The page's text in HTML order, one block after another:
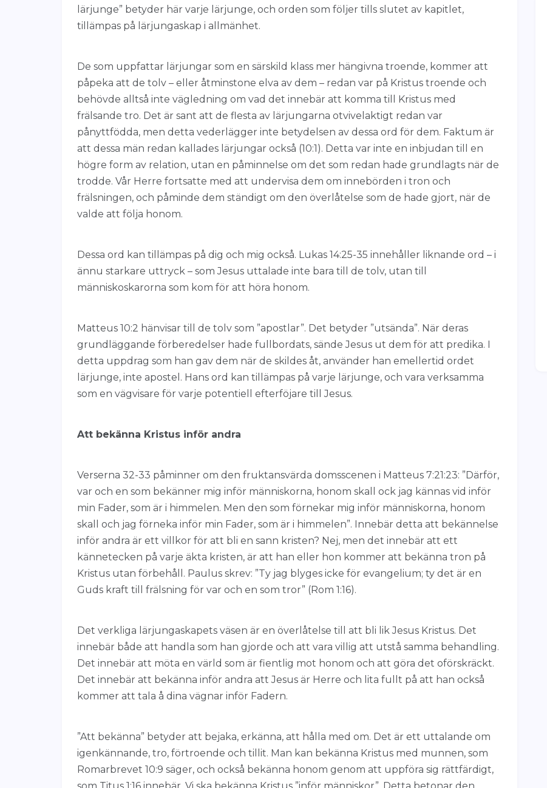
lärjunge” betyder här varje lärjunge, och orden som följer tills slutet av kapitlet,
tillämpas på lärjungaskap i allmänhet.
De som uppfattar lärjungar som en särskild klass mer hängivna troende, kommer att
påpeka att de tolv – eller åtminstone elva av dem – redan var på Kristus troende och
behövde alltså inte vägledning om vad det innebär att komma till Kristus med
frälsande tro. Det är sant att de flesta av lärjungarna otvivelaktigt redan var
pånyttfödda, men detta vederlägger inte betydelsen av dessa ord för dem. Faktum är
att dessa män redan kallades lärjungar också (10:1). Detta var inte en inbjudan till en
högre form av relation, utan en påminnelse om det som redan hade grundlagts när de
trodde. Vår Herre fortsatte med att undervisa dem om innebörden i tron och
frälsningen, och påminde dem ständigt om den överlåtelse som de hade gjort, när de
valde att följa honom.
Dessa ord kan tillämpas på dig och mig också. Lukas 14:25-35 innehåller liknande ord – i
ännu starkare uttryck – som Jesus uttalade inte bara till de tolv, utan till
människoskarorna som kom för att höra honom.
Matteus 10:2 hänvisar till de tolv som ”apostlar”. Det betyder ”utsända”. När deras
grundläggande förberedelser hade fullbordats, sände Jesus ut dem för att predika. I
detta uppdrag som han gav dem när de skildes åt, använder han emellertid ordet
lärjunge, inte apostel. Hans ord kan tillämpas på varje lärjunge, och vara verksamma
som en vägvisare för varje potentiell efterföjare till Jesus.
Att bekänna Kristus inför andra
Verserna 32-33 påminner om den fruktansvärda domsscenen i Matteus 7:21:23: ”Därför,
var och en som bekänner mig inför människorna, honom skall ock jag kännas vid inför
min Fader, som är i himmelen. Men den som förnekar mig inför människorna, honom
skall och jag förneka inför min Fader, som är i himmelen”. Innebär detta att bekännelse
inför andra är ett villkor för att bli en sann kristen? Nej, men det innebär att ett
kännetecken på varje äkta kristen, är att han eller hon kommer att bekänna tron på
Kristus utan förbehåll. Paulus skrev: ”Ty jag blyges icke för evangelium; ty det är en
Guds kraft till frälsning för var och en som tror” (Rom 1:16).
Det verkliga lärjungaskapets väsen är en överlåtelse till att bli lik Jesus Kristus. Det
innebär både att handla som han gjorde och att vara villig att utstå samma behandling.
Det innebär att möta en värld som är fientlig mot honom och att göra det oförskräckt.
Det innebär att bekänna inför andra att Jesus är Herre och lita fullt på att han också
kommer att tala å dina vägnar inför Fadern.
”Att bekänna” betyder att bejaka, erkänna, att hålla med om. Det är ett uttalande om
igenkännande, tro, förtroende och tillit. Man kan bekänna Kristus med munnen, som
Romarbrevet 10:9 säger, och också bekänna honom genom att uppföra sig rättfärdigt,